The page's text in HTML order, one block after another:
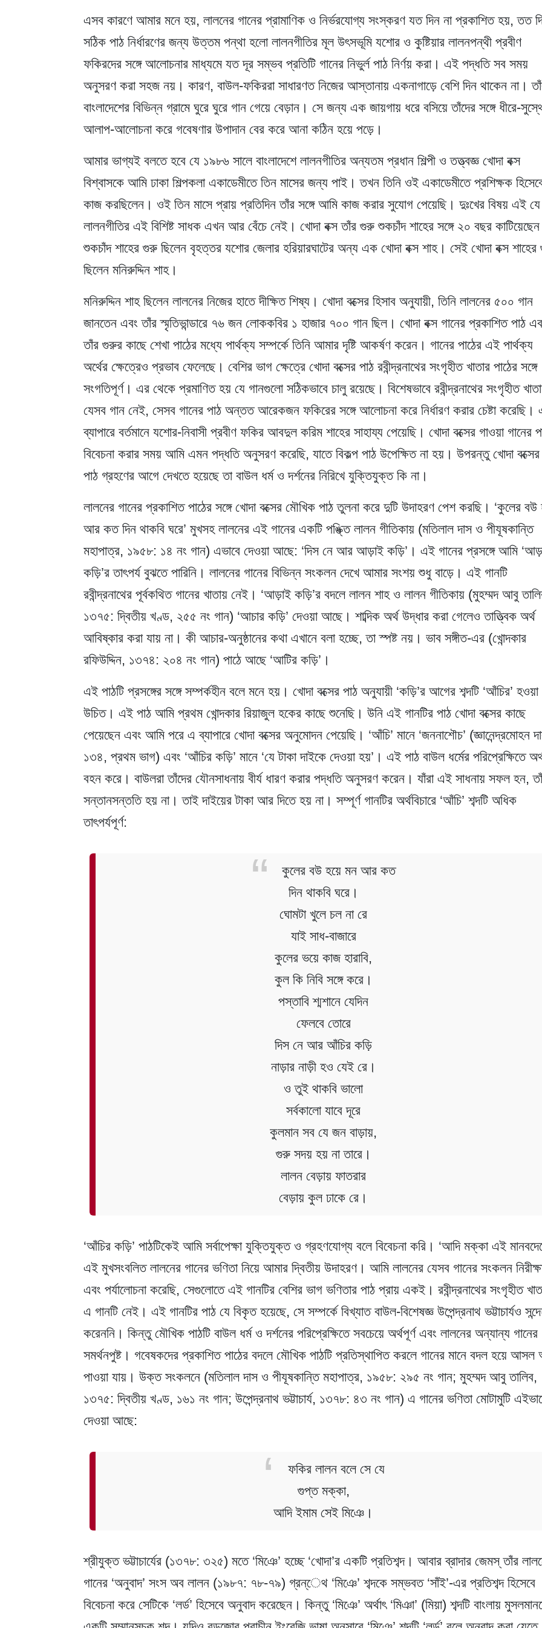
এসব কারণে আমার মনে হয়, লালনের গানের প্রামাণিক ও নির্ভরযোগ্য সংস্করণ যত দিন না প্রকাশিত হয়, তত
সঠিক পাঠ নির্ধারণের জন্য উত্তম পন্থা হলো লালনগীতির মূল উৎসভূমি যশোর ও কুষ্টিয়ার লালনপন্থী প্রবীণ
ফকিরদের সঙ্গে আলোচনার মাধ্যমে যত দূর সম্ভব প্রতিটি গানের নিভুর্ল পাঠ নির্ণয় করা। এই পদ্ধতি সব সময়
অনুসরণ করা সহজ নয়। কারণ, বাউল-ফকিররা সাধারণত নিজের আস্তানায় একনাগাড়ে বেশি দিন থাকেন না।
বাংলাদেশের বিভিন্ন গ্রামে ঘুরে ঘুরে গান গেয়ে বেড়ান। সে জন্য এক জায়গায় ধরে বসিয়ে তাঁদের সঙ্গে ধীরে-
আলাপ-আলোচনা করে গবেষণার উপাদান বের করে আনা কঠিন হয়ে পড়ে।
আমার ভাগ্যই বলতে হবে যে ১৯৮৬ সালে বাংলাদেশে লালনগীতির অন্যতম প্রধান শিল্পী ও তত্ত্বজ্ঞ খোদা বক্স
বিশ্বাসকে আমি ঢাকা শিল্পকলা একাডেমীতে তিন মাসের জন্য পাই। তখন তিনি ওই একাডেমীতে প্রশিক্ষক
কাজ করছিলেন। ওই তিন মাসে প্রায় প্রতিদিন তাঁর সঙ্গে আমি কাজ করার সুযোগ পেয়েছি। দুঃখের বিষয় এই যে
লালনগীতির এই বিশিষ্ট সাধক এখন আর বেঁচে নেই। খোদা বক্স তাঁর গুরু শুকচাঁদ শাহের সঙ্গে ২০ বছর
শুকচাঁদ শাহের গুরু ছিলেন বৃহত্তর যশোর জেলার হরিয়ারঘাটের অন্য এক খোদা বক্স শাহ। সেই খোদা বক্স
ছিলেন মনিরুদ্দিন শাহ।
মনিরুদ্দিন শাহ ছিলেন লালনের নিজের হাতে দীক্ষিত শিষ্য। খোদা বক্সের হিসাব অনুযায়ী, তিনি লালনের ৫০০ গান
জানতেন এবং তাঁর স্মৃতিভান্ডারে ৭৬ জন লোককবির ১ হাজার ৭০০ গান ছিল। খোদা বক্স গানের প্রকাশিত পাঠ
তাঁর গুরুর কাছে শেখা পাঠের মধ্যে পার্থক্য সম্পর্কে তিনি আমার দৃষ্টি আকর্ষণ করেন। গানের পাঠের এই পার্থক্য
অর্থের ক্ষেত্রেও প্রভাব ফেলেছে। বেশির ভাগ ক্ষেত্রে খোদা বক্সের পাঠ রবীন্দ্রনাথের সংগৃহীত খাতার পাঠের সঙ্গে
সংগতিপূর্ণ। এর থেকে প্রমাণিত হয় যে গানগুলো সঠিকভাবে চালু রয়েছে। বিশেষভাবে রবীন্দ্রনাথের সংগৃহীত
যেসব গান নেই, সেসব গানের পাঠ অন্তত আরেকজন ফকিরের সঙ্গে আলোচনা করে নির্ধারণ করার চেষ্টা করেছি।
ব্যাপারে বর্তমানে যশোর-নিবাসী প্রবীণ ফকির আবদুল করিম শাহের সাহায্য পেয়েছি। খোদা বক্সের গাওয়া গানের
বিবেচনা করার সময় আমি এমন পদ্ধতি অনুসরণ করেছি, যাতে বিকল্প পাঠ উপেক্ষিত না হয়। উপরন্তু খোদা বক্সের
পাঠ গ্রহণের আগে দেখতে হয়েছে তা বাউল ধর্ম ও দর্শনের নিরিখে যুক্তিযুক্ত কি না।
লালনের গানের প্রকাশিত পাঠের সঙ্গে খোদা বক্সের মৌখিক পাঠ তুলনা করে দুটি উদাহরণ পেশ করছি। ‘কুলের বউ
আর কত দিন থাকবি ঘরে’ মুখসহ লালনের এই গানের একটি পঙ্ক্তি লালন গীতিকায় (মতিলাল দাস ও পীযূষকান্তি
মহাপাত্র, ১৯৫৮: ১৪ নং গান) এভাবে দেওয়া আছে: ‘দিস নে আর আড়াই কড়ি’। এই গানের প্রসঙ্গে আমি
কড়ি’র তাৎপর্য বুঝতে পারিনি। লালনের গানের বিভিন্ন সংকলন দেখে আমার সংশয় শুধু বাড়ে। এই গানটি
রবীন্দ্রনাথের পূর্বকথিত গানের খাতায় নেই। ‘আড়াই কড়ি’র বদলে লালন শাহ ও লালন গীতিকায় (মুহম্মদ আবু
১৩৭৫: দ্বিতীয় খণ্ড, ২৫৫ নং গান) ‘আচার কড়ি’ দেওয়া আছে। শাব্দিক অর্থ উদ্ধার করা গেলেও তাত্ত্বিক অর্থ
আবিষ্কার করা যায় না। কী আচার-অনুষ্ঠানের কথা এখানে বলা হচ্ছে, তা স্পষ্ট নয়। ভাব সঙ্গীত-এর (খোন্দকার
রফিউদ্দিন, ১৩৭৪: ২০৪ নং গান) পাঠে আছে ‘আটির কড়ি’।
এই পাঠটি প্রসঙ্গের সঙ্গে সম্পর্কহীন বলে মনে হয়। খোদা বক্সের পাঠ অনুযায়ী ‘কড়ি’র আগের শব্দটি ‘আঁচির’ হওয়া
উচিত। এই পাঠ আমি প্রথম খোন্দকার রিয়াজুল হকের কাছে শুনেছি। উনি এই গানটির পাঠ খোদা বক্সের কাছে
পেয়েছেন এবং আমি পরে এ ব্যাপারে খোদা বক্সের অনুমোদন পেয়েছি। ‘আঁচি’ মানে ‘জননাশৌচ’ (জ্ঞানেন্দ্রমোহন
১৩৪, প্রথম ভাগ) এবং ‘আঁচির কড়ি’ মানে ‘যে টাকা দাইকে দেওয়া হয়’। এই পাঠ বাউল ধর্মের পরিপ্রেক্ষিতে
বহন করে। বাউলরা তাঁদের যৌনসাধনায় বীর্য ধারণ করার পদ্ধতি অনুসরণ করেন। যাঁরা এই সাধনায় সফল হন,
সন্তানসন্ততি হয় না। তাই দাইয়ের টাকা আর দিতে হয় না। সম্পূর্ণ গানটির অর্থবিচারে ‘আঁচি’ শব্দটি অধিক
তাৎপর্যপূর্ণ:
কুলের বউ হয়ে মন আর কত
দিন থাকবি ঘরে।
ঘোমটা খুলে চল না রে
যাই সাধ-বাজারে
কুলের ভয়ে কাজ হারাবি,
কুল কি নিবি সঙ্গে করে।
পস্তাবি শ্মশানে যেদিন
ফেলবে তোরে
দিস নে আর আঁচির কড়ি
নাড়ার নাড়ী হও যেই রে।
ও তুই থাকবি ভালো
সর্বকালো যাবে দূরে
কুলমান সব যে জন বাড়ায়,
গুরু সদয় হয় না তারে।
লালন বেড়ায় ফাতরার
বেড়ায় কুল ঢাকে রে।
‘আঁচির কড়ি’ পাঠটিকেই আমি সর্বাপেক্ষা যুক্তিযুক্ত ও গ্রহণযোগ্য বলে বিবেচনা করি। ‘আদি মক্কা এই
এই মুখসংবলিত লালনের গানের ভণিতা নিয়ে আমার দ্বিতীয় উদাহরণ। আমি লালনের যেসব গানের সংকলন
এবং পর্যালোচনা করেছি, সেগুলোতে এই গানটির বেশির ভাগ ভণিতার পাঠ প্রায় একই। রবীন্দ্রনাথের সংগৃহীত
এ গানটি নেই। এই গানটির পাঠ যে বিকৃত হয়েছে, সে সম্পর্কে বিখ্যাত বাউল-বিশেষজ্ঞ উপেন্দ্রনাথ ভট্টাচার্যও
করেননি। কিন্তু মৌখিক পাঠটি বাউল ধর্ম ও দর্শনের পরিপ্রেক্ষিতে সবচেয়ে অর্থপূর্ণ এবং লালনের অন্যান্য গানের
সমর্থনপুষ্ট। গবেষকদের প্রকাশিত পাঠের বদলে মৌখিক পাঠটি প্রতিস্থাপিত করলে গানের মানে বদল হয়ে আসল
পাওয়া যায়। উক্ত সংকলনে (মতিলাল দাস ও পীযূষকান্তি মহাপাত্র, ১৯৫৮: ২৯৫ নং গান; মুহম্মদ আবু তালিব,
১৩৭৫: দ্বিতীয় খণ্ড, ১৬১ নং গান; উপেন্দ্রনাথ ভট্টাচার্য, ১৩৭৮: ৪৩ নং গান) এ গানের ভণিতা মোটামুটি
দেওয়া আছে:
ফকির লালন বলে সে যে
গুপ্ত মক্কা,
আদি ইমাম সেই মিঞে।
শ্রীযুক্ত ভট্টাচার্যের (১৩৭৮: ৩২৫) মতে ‘মিঞে’ হচ্ছে ‘খোদা’র একটি প্রতিশব্দ। আবার ব্রাদার জেমস্ তাঁর
গানের ‘অনুবাদ’ সংস অব লালন (১৯৮৭: ৭৮-৭৯) গ্রন্েথ ‘মিঞে’ শব্দকে সম্ভবত ‘সাঁই’-এর প্রতিশব্দ হিসেবে
বিবেচনা করে সেটিকে ‘লর্ড’ হিসেবে অনুবাদ করেছেন। কিন্তু ‘মিঞে’ অর্থাৎ ‘মিঞা’ (মিয়া) শব্দটি বাংলায়